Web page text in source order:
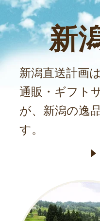
新
新潟直送計画
通販・ギフト
が、新潟の逸
す。